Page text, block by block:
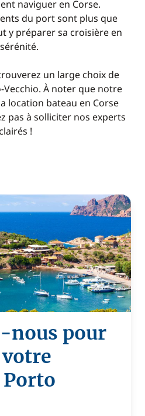
naviguer en Corse.
du port sont plus que
y préparer sa croisière en
un large choix de
À noter que notre
location bateau en Corse
pas à solliciter nos experts
!
nous pour